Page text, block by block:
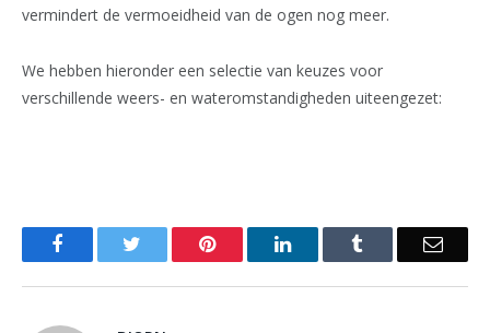
vermindert de vermoeidheid van de ogen nog meer.
We hebben hieronder een selectie van keuzes voor
verschillende weers- en wateromstandigheden uiteengezet:
Facebook Pinterest LinkedIn Email